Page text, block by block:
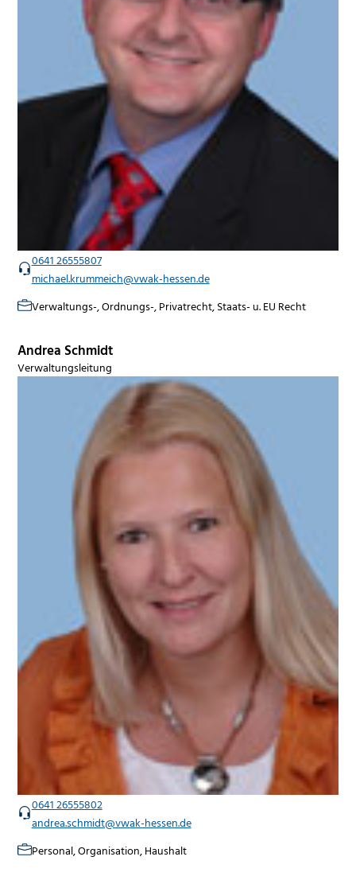
0641 26555807
michael.krummeich@vwak-hessen.de
Verwaltungs-, Ordnungs-, Privatrecht, Staats- u. EU Recht
Andrea Schmidt
Verwaltungsleitung
0641 26555802
andrea.schmidt@vwak-hessen.de
Personal, Organisation, Haushalt